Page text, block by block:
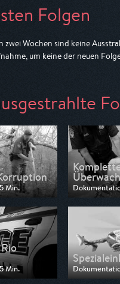
Folgen
zwei Wochen sind keine
um keine der neuen
Min.
7 Maxx
Ausgestrahlt
am
Min.
7 Maxx
Ausgestrahlt